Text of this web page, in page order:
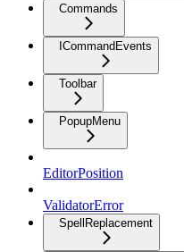
Commands
ICommandEvents
Toolbar
PopupMenu
EditorPosition
ValidatorError
SpellReplacement